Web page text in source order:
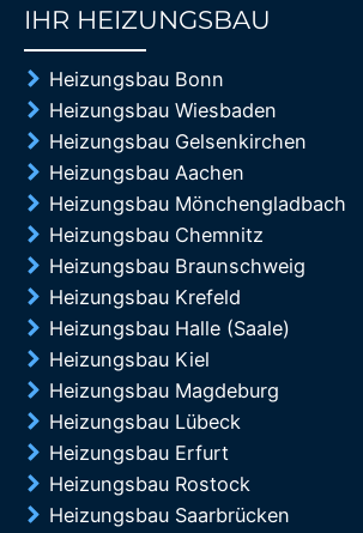
IHR HEIZUNGSBAU
Heizungsbau Bonn
Heizungsbau Wiesbaden
Heizungsbau Gelsenkirchen
Heizungsbau Aachen
Heizungsbau Mönchengladbach
Heizungsbau Chemnitz
Heizungsbau Braunschweig
Heizungsbau Krefeld
Heizungsbau Halle (Saale)
Heizungsbau Kiel
Heizungsbau Magdeburg
Heizungsbau Lübeck
Heizungsbau Erfurt
Heizungsbau Rostock
Heizungsbau Saarbrücken